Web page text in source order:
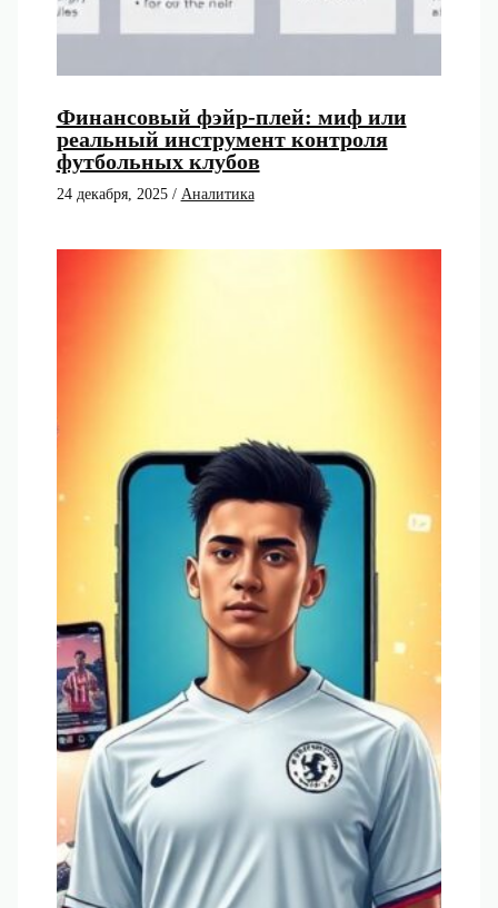
Финансовый фэйр-плей: миф или
реальный инструмент контроля
футбольных клубов
24 декабря, 2025 / Аналитика